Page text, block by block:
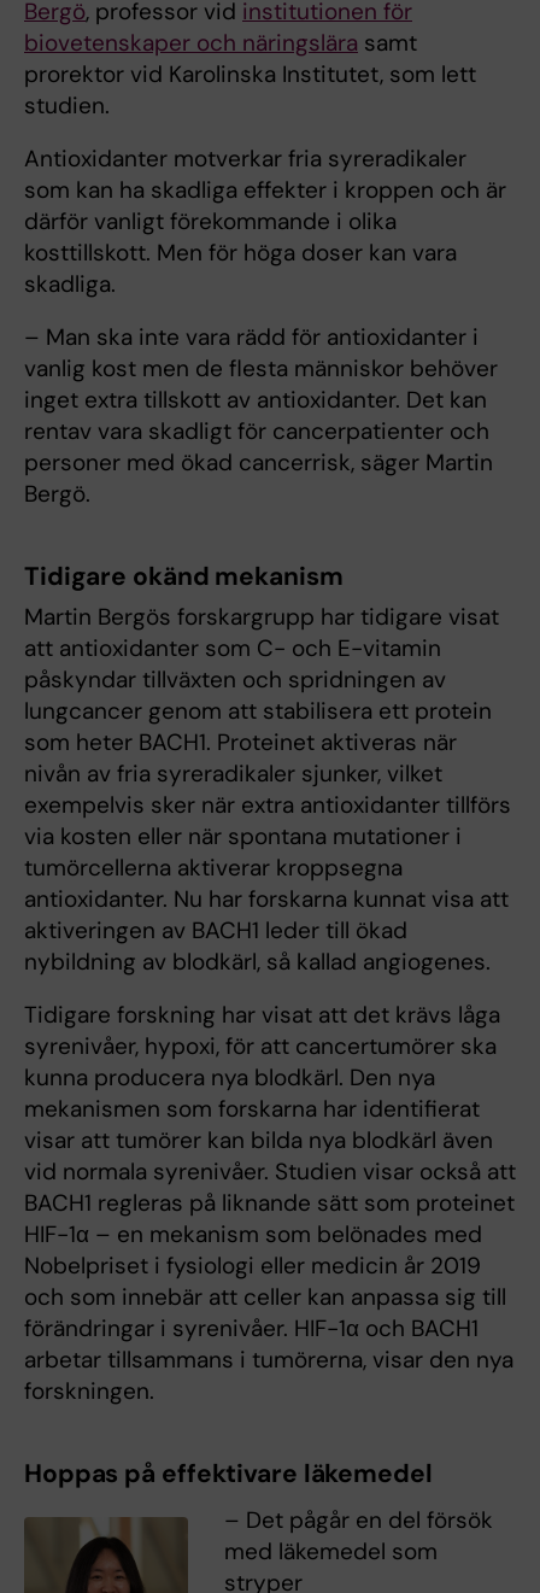
Bergö, professor vid institutionen för
biovetenskaper och näringslära samt
prorektor vid Karolinska Institutet, som lett
studien.
Antioxidanter motverkar fria syreradikaler
som kan ha skadliga effekter i kroppen och är
därför vanligt förekommande i olika
kosttillskott. Men för höga doser kan vara
skadliga.
– Man ska inte vara rädd för antioxidanter i
vanlig kost men de flesta människor behöver
inget extra tillskott av antioxidanter. Det kan
rentav vara skadligt för cancerpatienter och
personer med ökad cancerrisk, säger Martin
Bergö.
Tidigare okänd mekanism
Martin Bergös forskargrupp har tidigare visat
att antioxidanter som C- och E-vitamin
påskyndar tillväxten och spridningen av
lungcancer genom att stabilisera ett protein
som heter BACH1. Proteinet aktiveras när
nivån av fria syreradikaler sjunker, vilket
exempelvis sker när extra antioxidanter tillförs
via kosten eller när spontana mutationer i
tumörcellerna aktiverar kroppsegna
antioxidanter. Nu har forskarna kunnat visa att
aktiveringen av BACH1 leder till ökad
nybildning av blodkärl, så kallad angiogenes.
Tidigare forskning har visat att det krävs låga
syrenivåer, hypoxi, för att cancertumörer ska
kunna producera nya blodkärl. Den nya
mekanismen som forskarna har identifierat
visar att tumörer kan bilda nya blodkärl även
vid normala syrenivåer. Studien visar också att
BACH1 regleras på liknande sätt som proteinet
HIF-1α – en mekanism som belönades med
Nobelpriset i fysiologi eller medicin år 2019
och som innebär att celler kan anpassa sig till
förändringar i syrenivåer. HIF-1α och BACH1
arbetar tillsammans i tumörerna, visar den nya
forskningen.
Hoppas på effektivare läkemedel
– Det pågår en del försök
med läkemedel som
stryper